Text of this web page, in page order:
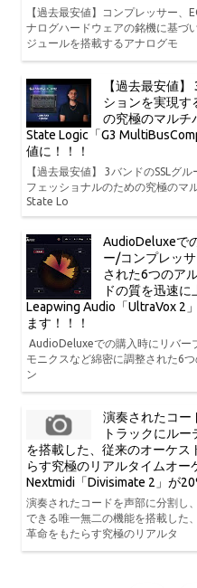
【過去最安値】コンプレッサー、
ナログハードウェアの銘機に基づ
ジュールを搭載するアナログモ
【過去最安値
ションを実現す
の究極のマルチ
State Logic「G3
値に！！！
【過去最安値】 3バンドのSSLグ
フェッショナルのための究極のマ
State Lo
AudioDeluxeで
ー/コンプレッ
された6つのア
ドの質を迅速
Leapwing Audio「UltraVox 2
ます！！！
AudioDeluxeでの購入時にリバ
モニクスなど綿密に調整された6
ン
演奏されたコー
トラックにル
を搭載した、従来のオーケス
らす究極のリアルタイムオー
Nextmidi「Divisimate 2」が
演奏されたコードを声部に分割し
できる唯一無二の機能を搭載した
革命をもたらす究極のリアルタ